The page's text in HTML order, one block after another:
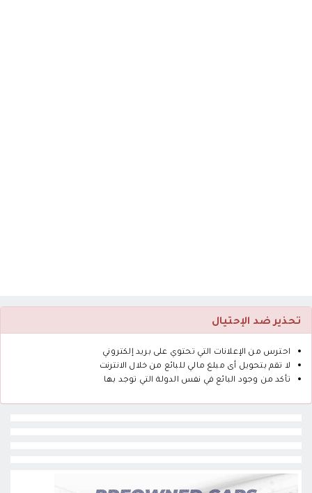
تحذير ضد الإحتيال
احترس من الإعلانات التي تحتوي على بريد إلكتروني
لا تقم بتحويل أى مبلغ مالي للبائع من خلال الانترنت
تأكد من وجود البائع في نفس الدولة التي توجد بها